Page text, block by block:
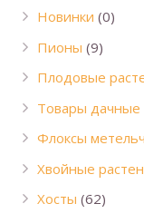
Новинки (0)
Пионы (9)
Плодовые
Товары дачные
Флоксы
Хвойные
Хосты (62)